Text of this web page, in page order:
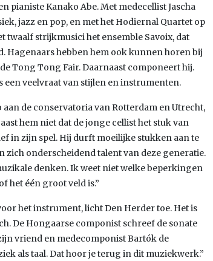
pianiste Kanako Abe. Met medecellist Jascha
jazz en pop, en met het Hodiernal Quartet op
twaalf strijkmusici het ensemble Savoix, dat
Hagenaars hebben hem ook kunnen horen bij
Tong Tong Fair. Daarnaast componeert hij.
een veelvraat van stijlen en instrumenten.
de conservatoria van Rotterdam en Utrecht,
hem niet dat de jonge cellist het stuk van
in zijn spel. Hij durft moeilijke stukken aan te
zich onderscheidend talent van deze generatie.
denken. Ik weet niet welke beperkingen
het één groot veld is.”
het instrument, licht Den Herder toe. Het is
De Hongaarse componist schreef de sonate
vriend en medecomponist Bartók de
als taal. Dat hoor je terug in dit muziekwerk.”